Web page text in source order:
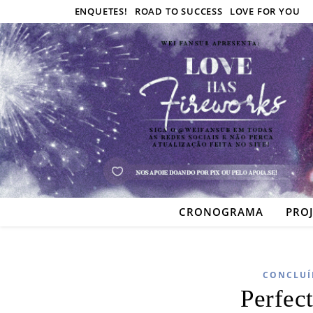
ENQUETES! ROAD TO SUCCESS LOVE FOR YOU
CRONOGRAMA